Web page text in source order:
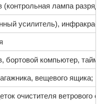
(контрольная лампа
усилитель),
бортовой компьютер,
вещевого ящика;
очистителя ветрового